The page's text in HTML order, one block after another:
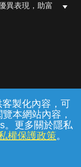
製化內容，可
本網站內容，
。更多關於隱私
權保護政策。
異表現，助富
款 隱私權保護
庭分公司
2026